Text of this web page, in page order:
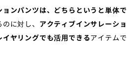
ンパンツは、どちらというと単体で
に対し、 アクティブインサレーショ
ヤリングでも活用できるアイテムで